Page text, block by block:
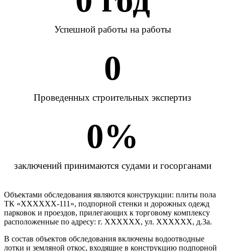
Успешной работы на работы
0
Проведенных строительных экспертиз
0%
заключений принимаются судами и госорганами
Объектами обследования являются конструкции: плиты пола
ТК «ХХХХХХ-111», подпорной стенки и дорожных одежд
парковок и проездов, прилегающих к торговому комплексу
расположенные по адресу: г. ХХХХХХ, ул. ХХХХХХ, д.3а.
В состав объектов обследования включены водоотводные
лотки и земляной откос, входящие в конструкцию подпорной